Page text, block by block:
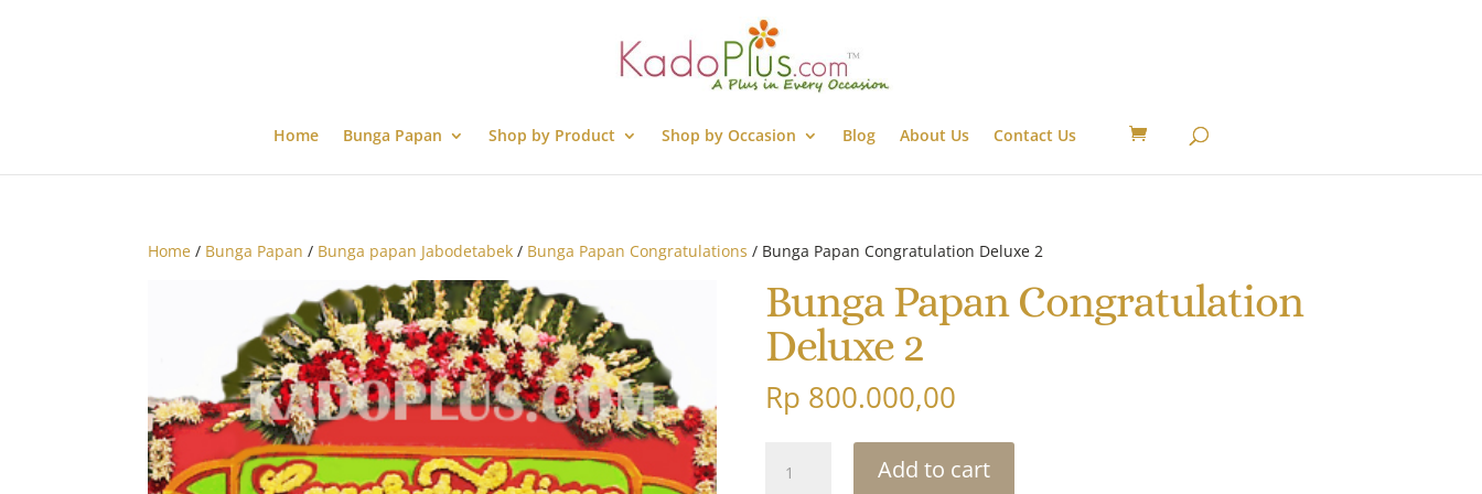
Home Bunga Papan Shop by Product Shop by Occasion Blog About Us Contact Us
Home / Bunga Papan / Bunga papan Jabodetabek / Bunga Papan Congratulations / Bunga Papan Congratulation Deluxe 2
Bunga Papan Congratulation
Deluxe 2
Rp 800.000,00
Papan
Add to cart